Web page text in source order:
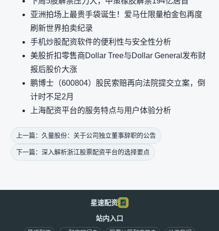
亚洲拍场上最贵手袋诞生！爱马仕限量柏金包再度
刷新世界拍卖纪录
手机炒股配资软件的便利性与安全性分析
美股折扣零售商Dollar Tree与Dollar General发布财
报后股价大涨
鹏博士（600804）股民索赔再向法院提交立案，倒
计时不足2月
上海配资平台的服务特点与用户体验分析
上一篇：久量股份：关于公司独立董事辞职的公告
下一篇：深入解析浙江股票配资平台的选择要点
星速配资
站内入口